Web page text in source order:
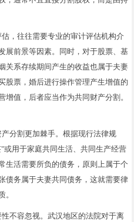
，往往需要专业的审计评估机构介
展前景等因素。同时，对于股票、基
关系存续期间产生的收益也属于夫妻
股票，婚后进行操作管理产生增值的
值，后者应当作为共同财产分割。
分割更加棘手。根据现行法律规
用于家庭共同生活、共同生产经营
生活需要所负的债务，原则上属于个
债务属于夫妻共同债务，这就需要律
。
不容忽视。武汉地区的法院对于离